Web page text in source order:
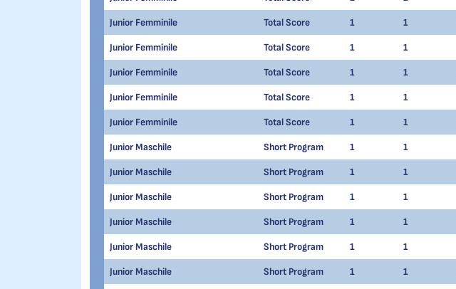
Junior Femminile Total Score 1 1
Junior Femminile Total Score 1 1
Junior Femminile Total Score 1 1
Junior Femminile Total Score 1 1
Junior Femminile Total Score 1 1
Junior Maschile Short Program 1 1
Junior Maschile Short Program 1 1
Junior Maschile Short Program 1 1
Junior Maschile Short Program 1 1
Junior Maschile Short Program 1 1
Junior Maschile Short Program 1 1